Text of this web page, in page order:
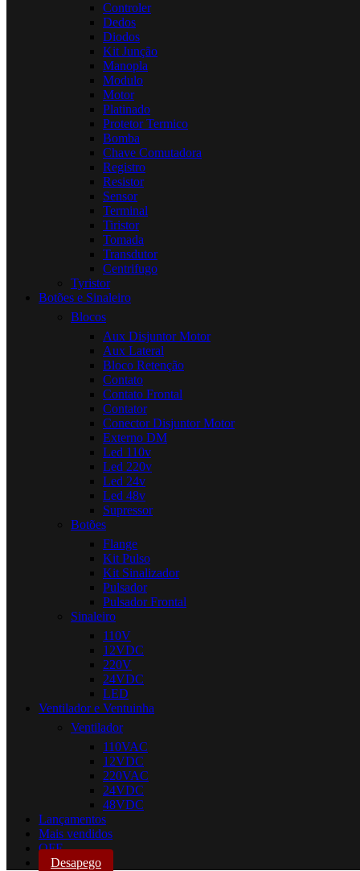
Controler
Dedos
Diodos
Kit Junção
Manopla
Modulo
Motor
Platinado
Protetor Termico
Bomba
Chave Comutadora
Registro
Resistor
Sensor
Terminal
Tiristor
Tomada
Transdutor
Centrifugo
Tyristor
Botões e Sinaleiro
Blocos
Aux Disjuntor Motor
Aux Lateral
Bloco Retenção
Contato
Contato Frontal
Contator
Conector Disjuntor Motor
Externo DM
Led 110v
Led 220v
Led 24v
Led 48v
Supressor
Botões
Flange
Kit Pulso
Kit Sinalizador
Pulsador
Pulsador Frontal
Sinaleiro
110V
12VDC
220V
24VDC
LED
Ventilador e Ventuinha
Ventilador
110VAC
12VDC
220VAC
24VDC
48VDC
Lançamentos
Mais vendidos
OFF
Desapego